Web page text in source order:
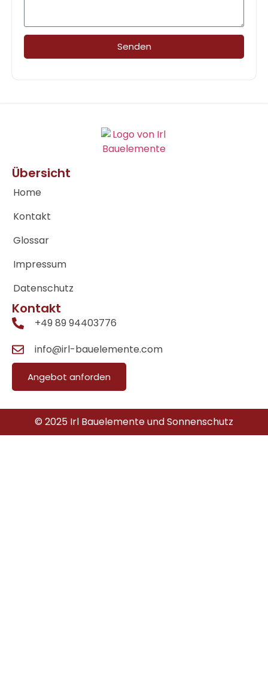
Senden
Übersicht
Home
Kontakt
Glossar
Impressum
Datenschutz
Kontakt
+49 89 94403776
info@irl-bauelemente.com
Angebot anforden
© 2025 Irl Bauelemente und Sonnenschutz